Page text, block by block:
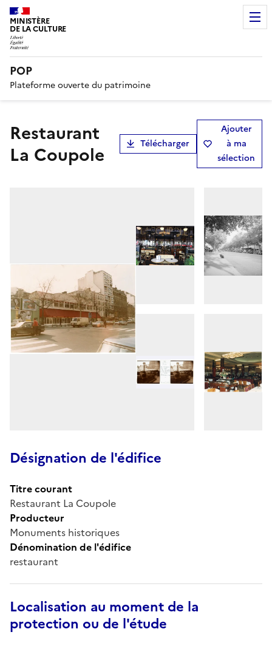
MINISTÈRE
DE LA CULTURE
POP
Plateforme ouverte du patrimoine
Restaurant
La Coupole
Télécharger
Ajouter
à ma
sélection
Désignation de l'édifice
Titre courant
Restaurant La Coupole
Producteur
Monuments historiques
Dénomination de l'édifice
restaurant
Localisation au moment de la
protection ou de l'étude